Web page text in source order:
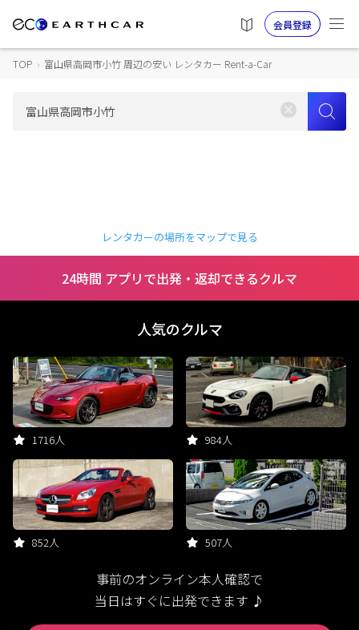
会員登録
TOP › 富山県高岡市小竹 周辺の安い レンタカー Rent-a-Car
レンタカーの場所をマップで見る
24時間 アプリで出発・返却できるクルマ
人気のクルマ
1716人 984人
852人 507人
事前のオンライン本人確認で
当日はすぐに出発できます ♪